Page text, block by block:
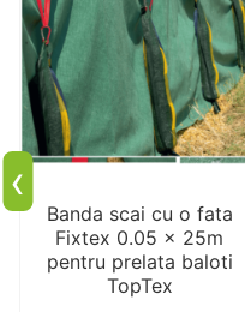
Banda scai cu o fata
Fixtex 0.05 x 25m
pentru prelata baloti
TopTex
‹